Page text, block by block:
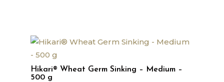
Hikari® Wheat Germ Sinking – Medium –
500 g